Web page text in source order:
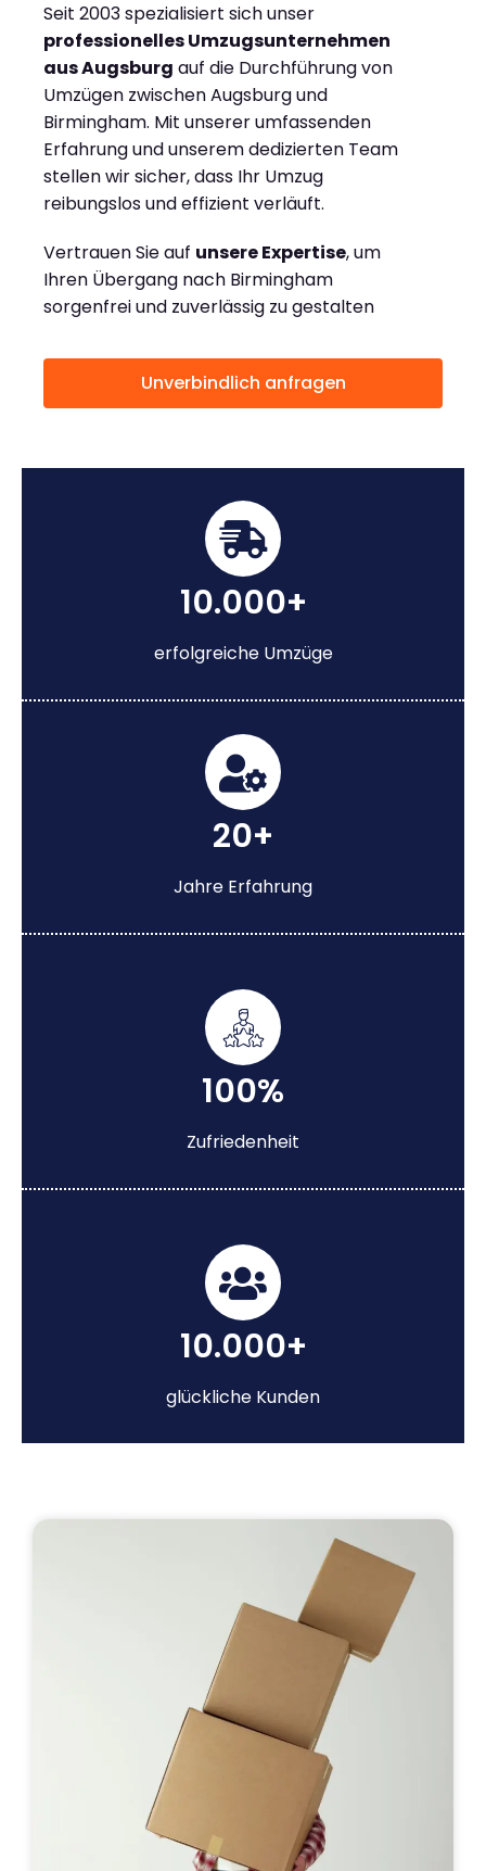
Seit 2003 spezialisiert sich unser
professionelles Umzugsunternehmen
aus Augsburg auf die Durchführung von
Umzügen zwischen Augsburg und
Birmingham. Mit unserer umfassenden
Erfahrung und unserem dedizierten Team
stellen wir sicher, dass Ihr Umzug
reibungslos und effizient verläuft.
Vertrauen Sie auf unsere Expertise, um
Ihren Übergang nach Birmingham
sorgenfrei und zuverlässig zu gestalten
Unverbindlich anfragen
10.000+
erfolgreiche Umzüge
20+
Jahre Erfahrung
100%
Zufriedenheit
10.000+
glückliche Kunden